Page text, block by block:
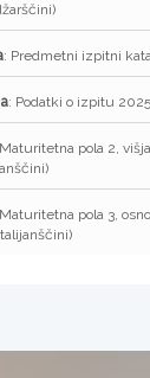
: Predmetni izpitni
: Podatki o izpitu 2025
pola 2,
pola 3,